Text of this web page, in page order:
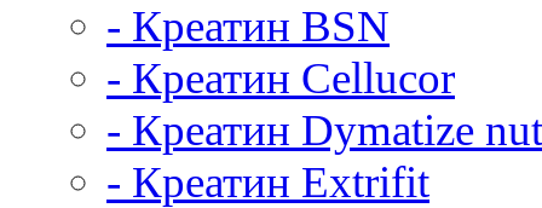
- Креатин BSN
- Креатин Cellucor
- Креатин Dymatize
- Креатин Extrifit